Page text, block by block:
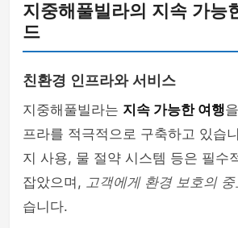
지중해풀빌라의 지속 가능
드
친환경 인프라와 서비스
지중해풀빌라는 지속 가능한 여행
프라를 적극적으로 구축하고 있습
지 사용, 물 절약 시스템 등은 필수
잡았으며, 고객에게 환경 보호의 중
습니다.